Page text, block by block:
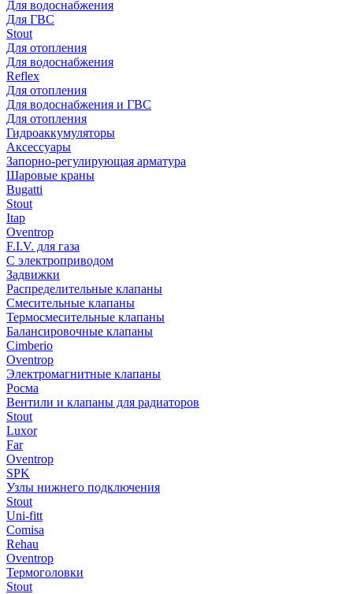
Для водоснабжения
Для ГВС
Stout
Для отопления
Для водоснабжения
Reflex
Для отопления
Для водоснабжения и ГВС
Для отопления
Гидроаккумуляторы
Аксессуары
Запорно-регулирующая арматура
Шаровые краны
Bugatti
Stout
Itap
Oventrop
F.I.V. для газа
С электроприводом
Задвижки
Распределительные клапаны
Cмесительные клапаны
Термосмесительные клапаны
Балансировочные клапаны
Cimberio
Oventrop
Электромагнитные клапаны
Росма
Вентили и клапаны для радиаторов
Stout
Luxor
Far
Oventrop
SPK
Узлы нижнего подключения
Stout
Uni-fitt
Comisa
Rehau
Oventrop
Термоголовки
Stout